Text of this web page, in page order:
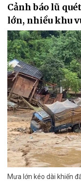
Cảnh báo lũ
lớn, nhiều khu
Mưa lớn kéo dài khiến